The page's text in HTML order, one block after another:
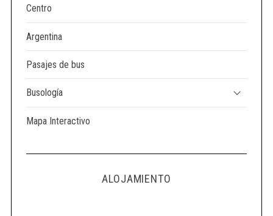
Centro
Argentina
Pasajes de bus
Busología
Mapa Interactivo
ALOJAMIENTO